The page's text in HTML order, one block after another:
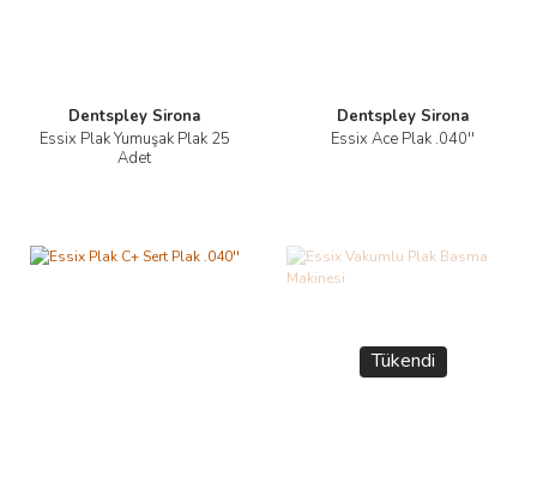
Dentspley Sirona
Essix Plak Yumuşak Plak 25
Adet
Dentspley Sirona
Essix Ace Plak .040''
Tükendi